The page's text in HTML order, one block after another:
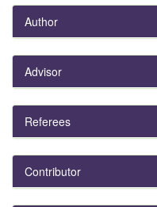
Author
Advisor
Referees
Contributor